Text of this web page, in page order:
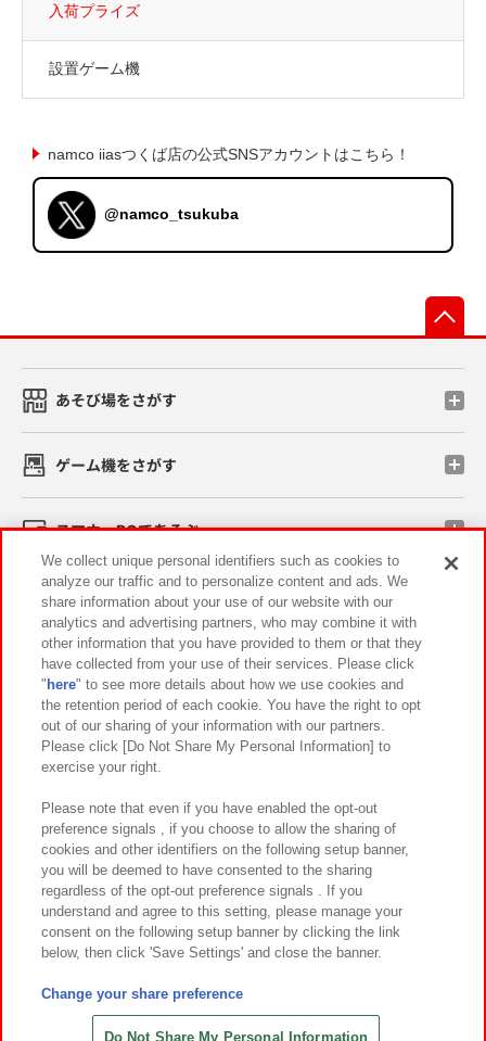
入荷プライズ
設置ゲーム機
namco iiasつくば店の公式SNSアカウントはこちら！
@namco_tsukuba
あそび場をさがす
ゲーム機をさがす
スマホ・PCであそぶ
イベント・キャンペーン
関連会社 サステナビリティ サイトポリシー
プライバシーポリシー ウェブアクセシビリティ方針と検証結果
お取引先さまとともに
カスタマーハラスメント対応方針 よくあるご質問・お問い合わせ
©Bandai Namco Amusement Inc.
©Bandai Namco Amusement Lab Inc.
©HANAYASHIKI Co., Ltd. All Rights Reserved.
We collect unique personal identifiers such as cookies to
analyze our traffic and to personalize content and ads. We
share information about your use of our website with our
analytics and advertising partners, who may combine it with
other information that you have provided to them or that they
have collected from your use of their services. Please click
" here" to see more details about how we use cookies and
the retention period of each cookie. You have the right to opt
out of our sharing of your information with our partners.
Please click [Do Not Share My Personal Information] to
exercise your right.
Please note that even if you have enabled the opt-out
preference signals , if you choose to allow the sharing of
cookies and other identifiers on the following setup banner,
you will be deemed to have consented to the sharing
regardless of the opt-out preference signals . If you
understand and agree to this setting, please manage your
consent on the following setup banner by clicking the link
below, then click 'Save Settings' and close the banner.
Change your share preference
Do Not Share My Personal Information